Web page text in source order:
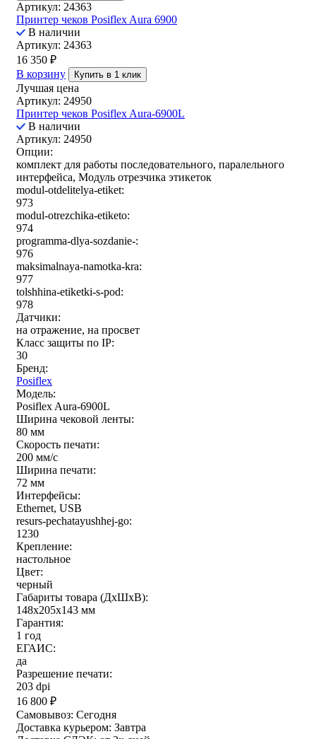
Артикул: 24363
Принтер чеков Posiflex Aura 6900
В наличии
Артикул: 24363
16 350 ₽
В корзину
Купить в 1 клик
Лучшая цена
Артикул: 24950
Принтер чеков Posiflex Aura-6900L
В наличии
Артикул: 24950
Опции:
комплект для работы последовательного, паралельного
интерфейса, Модуль отрезчика этикеток
modul-otdelitelya-etiket:
973
modul-otrezchika-etiketo:
974
programma-dlya-sozdanie-:
976
maksimalnaya-namotka-kra:
977
tolshhina-etiketki-s-pod:
978
Датчики:
на отражение, на просвет
Класс защиты по IP:
30
Бренд:
Posiflex
Модель:
Posiflex Aura-6900L
Ширина чековой ленты:
80 мм
Скорость печати:
200 мм/c
Ширина печати:
72 мм
Интерфейсы:
Ethernet, USB
resurs-pechatayushhej-go:
1230
Крепление:
настольное
Цвет:
черный
Габариты товара (ДxШxВ):
148x205x143 мм
Гарантия:
1 год
ЕГАИС:
да
Разрешение печати:
203 dpi
16 800 ₽
Самовывоз: Сегодня
Доставка курьером: Завтра